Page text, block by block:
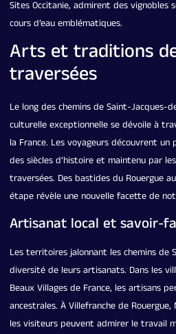
Sites Occitanie, admirent des vignobles
cours d’eau emblématiques.
Arts et traditions
traversées
Le long des chemins de Saint-Jacques-
culturelle exceptionnelle se dévoile à
la France. Les voyageurs découvrent
des siècles d’histoire et maintenu par
traversées. Des bastides du Rouergue
étape révèle une nouvelle facette de
Artisanat local et savoir-
Les territoires jalonnant les chemins de
diversité de leurs artisanats. Dans les
Beaux Villages de France, les artisans
ancestrales. À Villefranche de Rouergue,
les visiteurs peuvent admirer le travail